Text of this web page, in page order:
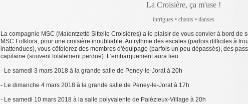
La Croisière, ça m'use !
intrigues • chants • danses
La compagnie MSC (Maïentzettè Sittelle Croisières) a le plaisir de vous convier à bord de
MSC Folklora, pour une croisière inoubliable. Au rythme des escales (parfois difficiles à
inattendues), vous côtoierez des membres d'équipage (parfois un peu dépassés), des
capitaine (souvent totalement perdue). L'embarquement aura lieu :
- Le samedi 3 mars 2018 à la grande salle de Peney-le-Jorat à 20h
- Le dimanche 4 mars 2018 à la grande salle de Peney-le-Jorat à 17h
- Le samedi 10 mars 2018 à la salle polyvalente de Palézieux-Village à 20h